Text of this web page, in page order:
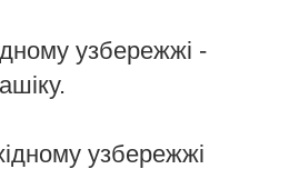
узбережжі -
узбережжі